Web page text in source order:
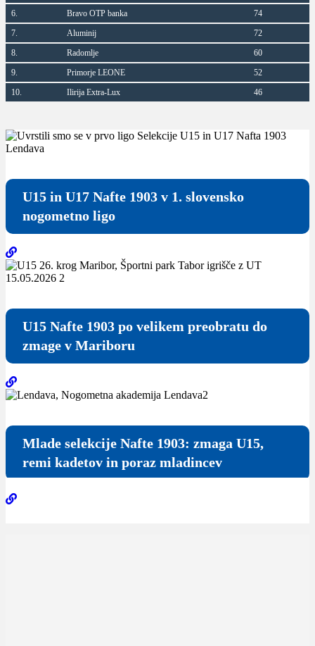
6.
Bravo OTP banka
74
7.
Aluminij
72
8.
Radomlje
60
9.
Primorje LEONE
52
10.
Ilirija Extra-Lux 46
U15 in U17 Nafte 1903 v 1. slovensko
nogometno ligo
U15 Nafte 1903 po velikem preobratu do
zmage v Mariboru
Mlade selekcije Nafte 1903: zmaga U15,
remi kadetov in poraz mladincev